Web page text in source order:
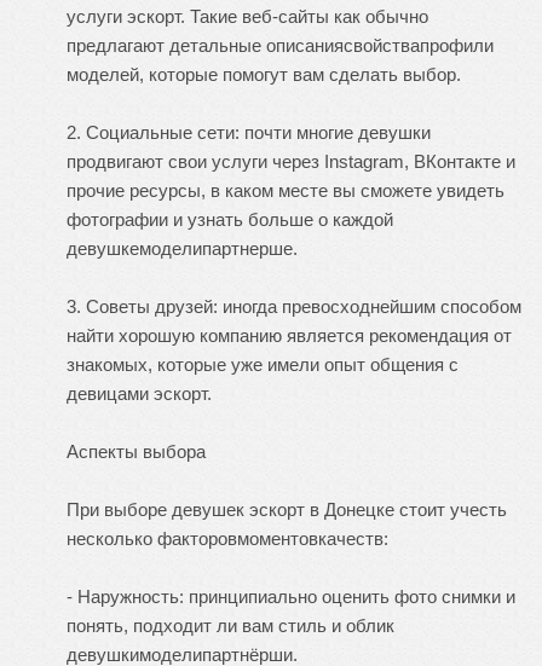
услуги эскорт. Такие веб-сайты как обычно
предлагают детальные описаниясвойствапрофили
моделей, которые помогут вам сделать выбор.
2. Социальные сети: почти многие девушки
продвигают свои услуги через Instagram, ВКонтакте и
прочие ресурсы, в каком месте вы сможете увидеть
фотографии и узнать больше о каждой
девушкемоделипартнерше.
3. Советы друзей: иногда превосходнейшим способом
найти хорошую компанию является рекомендация от
знакомых, которые уже имели опыт общения с
девицами эскорт.
Аспекты выбора
При выборе девушек эскорт в Донецке стоит учесть
несколько факторовмоментовкачеств:
- Наружность: принципиально оценить фото снимки и
понять, подходит ли вам стиль и облик
девушкимоделипартнёрши.